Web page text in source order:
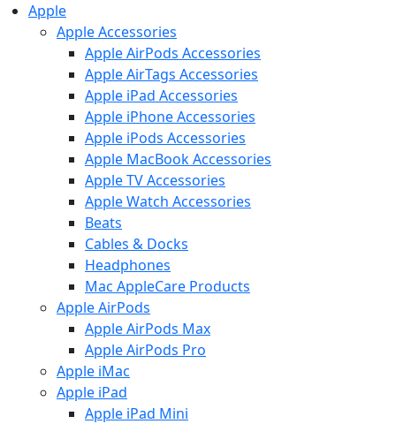
Apple
Apple Accessories
Apple AirPods Accessories
Apple AirTags Accessories
Apple iPad Accessories
Apple iPhone Accessories
Apple iPods Accessories
Apple MacBook Accessories
Apple TV Accessories
Apple Watch Accessories
Beats
Cables & Docks
Headphones
Mac AppleCare Products
Apple AirPods
Apple AirPods Max
Apple AirPods Pro
Apple iMac
Apple iPad
Apple iPad Mini